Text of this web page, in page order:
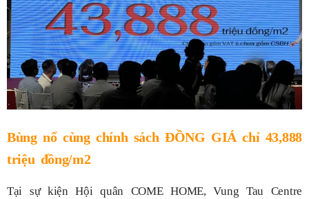
Bùng nổ cùng chính sách ĐỒNG GIÁ chỉ 43,888
triệu đồng/m2
Tại sự kiện Hội quân COME HOME, Vung Tau Centre